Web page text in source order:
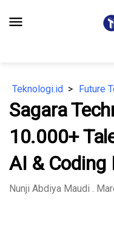
menu
Teknologi.id Future
Sagara
10.000+
AI & Coding
Nunji Abdiya Maudi .